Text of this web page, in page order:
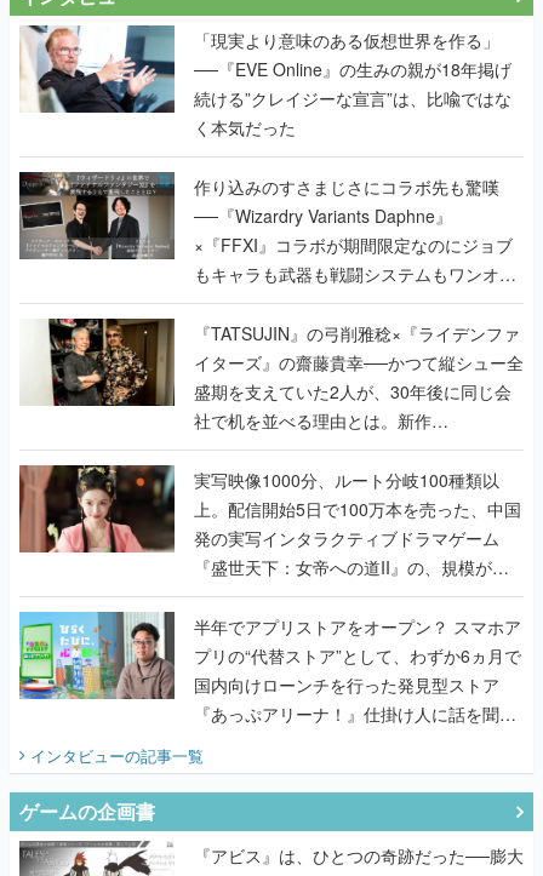
「現実より意味のある仮想世界を作る」
──『EVE Online』の生みの親が18年掲げ
続ける”クレイジーな宣言”は、比喩ではな
く本気だった
作り込みのすさまじさにコラボ先も驚嘆
──『Wizardry Variants Daphne』
×『FFXI』コラボが期間限定なのにジョブ
もキャラも武器も戦闘システムもワンオフ
で作り込まれた理由を両ディレクターに聞
く
『TATSUJIN』の弓削雅稔×『ライデンファ
イターズ』の齋藤貴幸──かつて縦シュー全
盛期を支えていた2人が、30年後に同じ会
社で机を並べる理由とは。新作
『TATSUJIN EXTREME』で初タッグを組
んだレジェンド2人に訊く開発秘話
実写映像1000分、ルート分岐100種類以
上。配信開始5日で100万本を売った、中国
発の実写インタラクティブドラマゲーム
『盛世天下：女帝への道II』の、規模が違
うこだわりをプロデューサーに聞いた
半年でアプリストアをオープン？ スマホア
プリの“代替ストア”として、わずか6ヵ月で
国内向けローンチを行った発見型ストア
『あっぷアリーナ！』仕掛け人に話を聞い
てみた
インタビューの記事一覧
ゲームの企画書
『アビス』は、ひとつの奇跡だった──膨大